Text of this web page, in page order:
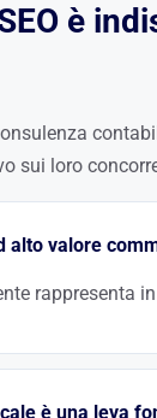
è
sui loro
alto valore
rappresenta
settori, un
è una leva